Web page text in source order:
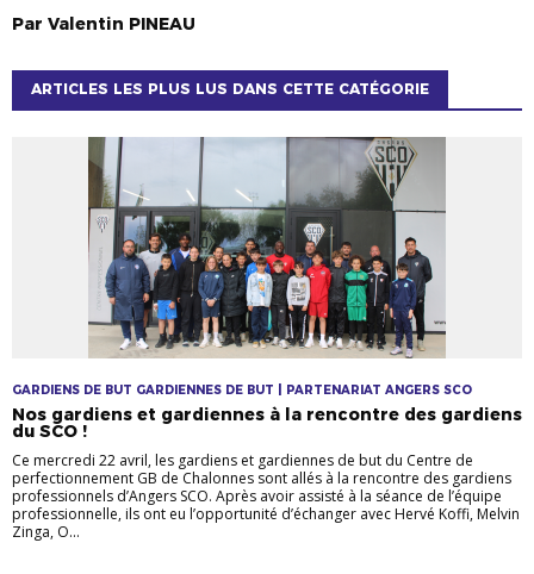
Par Valentin PINEAU
ARTICLES LES PLUS LUS DANS CETTE CATÉGORIE
GARDIENS DE BUT GARDIENNES DE BUT | PARTENARIAT ANGERS SCO
Nos gardiens et gardiennes à la rencontre des gardiens
du SCO !
Ce mercredi 22 avril, les gardiens et gardiennes de but du Centre de
perfectionnement GB de Chalonnes sont allés à la rencontre des gardiens
professionnels d’Angers SCO. Après avoir assisté à la séance de l’équipe
professionnelle, ils ont eu l’opportunité d’échanger avec Hervé Koffi, Melvin
Zinga, O...